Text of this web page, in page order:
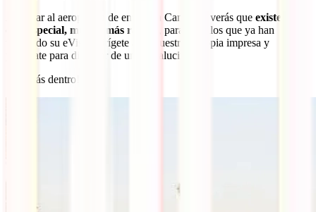
Al llegar al aeropuerto de entrada a Camboya verás que existe una
cola especial, mucho más rápida
, para aquellos que ya han
tramitado su eVisa. Dirígete ahí, muestra tu copia impresa y
prepárate para disfrutar de un país alucinante.
¡Ya estás dentro!